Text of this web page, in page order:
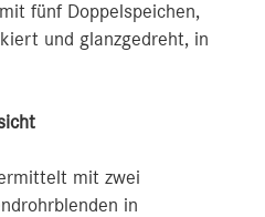
fünf Doppelspeichen,
und glanzgedreht, in
mit zwei
in